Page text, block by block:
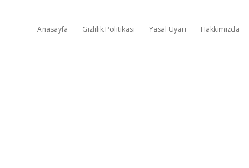
Anasayfa Gizlilik Politikası Yasal Uyarı Hakkımızda